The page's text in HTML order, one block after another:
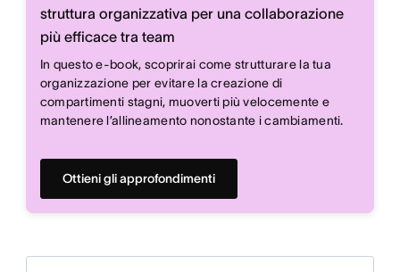
struttura organizzativa per una collaborazione
più efficace tra team
In questo e-book, scoprirai come strutturare la tua
organizzazione per evitare la creazione di
compartimenti stagni, muoverti più velocemente e
mantenere l’allineamento nonostante i cambiamenti.
Ottieni gli approfondimenti